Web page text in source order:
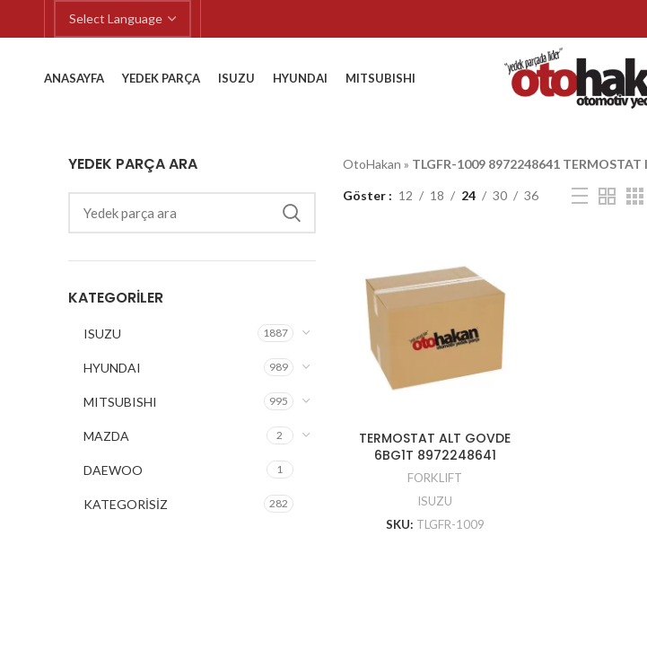
ANASAYFA YEDEK PARÇA ISUZU HYUNDAI MITSUBISHI
YEDEK PARÇA ARA
KATEGORILER
ISUZU 1887
HYUNDAI 989
MITSUBISHI 995
MAZDA 2
DAEWOO 1
KATEGORİSİZ 282
OtoHakan » TLGFR-1009 8972248641 TERMOSTAT
Göster 12 18 24 30 36
TERMOSTAT ALT GOVDE
6BG1T 8972248641
FORKLIFT
ISUZU
SKU: TLGFR-1009